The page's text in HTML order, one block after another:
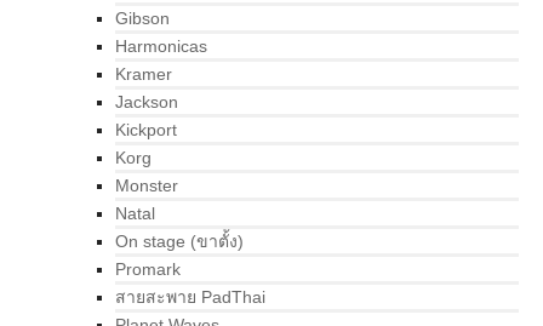
Gibson
Harmonicas
Kramer
Jackson
Kickport
Korg
Monster
Natal
On stage (ขาตั้ง)
Promark
สายสะพาย PadThai